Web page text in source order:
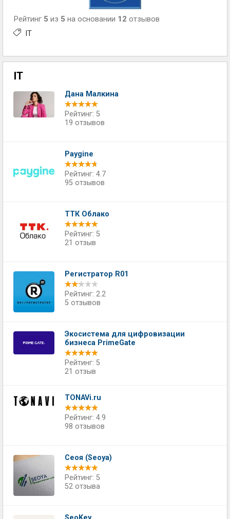
Рейтинг 5 из 5 на основании 12 отзывов
IT
IT
Дана Малкина
Рейтинг: 5
19 отзывов
Paygine
Рейтинг: 4.7
95 отзывов
ТТК Облако
Рейтинг: 5
21 отзыв
Регистратор R01
Рейтинг: 2.2
5 отзывов
Экосистема для цифровизации
бизнеса PrimeGate
Рейтинг: 5
21 отзыв
TONAVi.ru
Рейтинг: 4.9
98 отзывов
Сеоя (Seoya)
Рейтинг: 5
52 отзыва